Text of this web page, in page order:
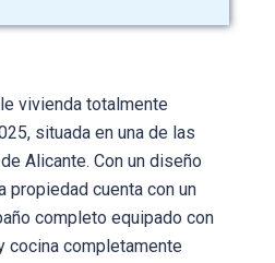
vivienda totalmente
situada en una de las
Alicante. Con un diseño
propiedad cuenta con un
completo equipado con
cocina completamente